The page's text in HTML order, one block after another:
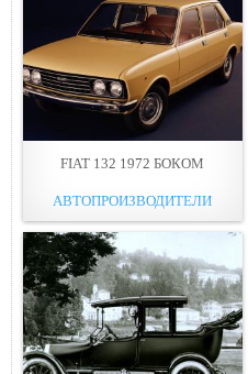
FIAT 132 1972 БОКОМ
АВТОПРОИЗВОДИТЕЛИ